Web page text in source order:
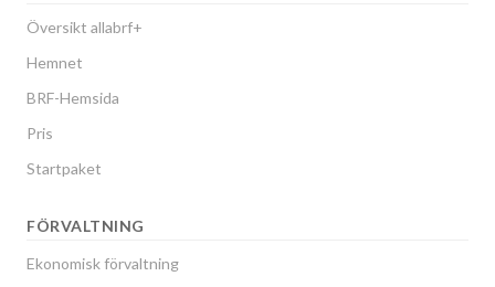
Översikt allabrf+
Hemnet
BRF-Hemsida
Pris
Startpaket
FÖRVALTNING
Ekonomisk förvaltning